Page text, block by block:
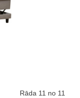
Rāda 11 no 11